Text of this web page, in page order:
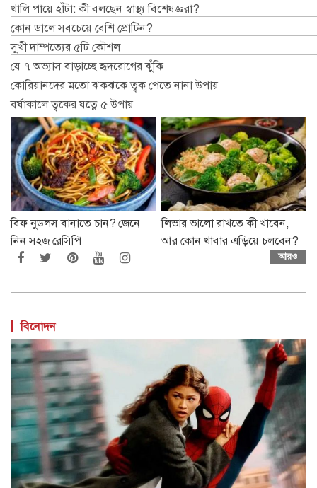
খালি পায়ে হাঁটা: কী বলছেন স্বাস্থ্য বিশেষজ্ঞরা?
কোন ডালে সবচেয়ে বেশি প্রোটিন?
সুখী দাম্পত্যের ৫টি কৌশল
যে ৭ অভ্যাস বাড়াচ্ছে হৃদরোগের ঝুঁকি
কোরিয়ানদের মতো ঝকঝকে ত্বক পেতে নানা উপায়
বর্ষাকালে ত্বকের যত্নে ৫ উপায়
বিফ নুডলস বানাতে চান? জেনে
নিন সহজ রেসিপি
লিভার ভালো রাখতে কী খাবেন,
আর কোন খাবার এড়িয়ে চলবেন?
আরও
বিনোদন